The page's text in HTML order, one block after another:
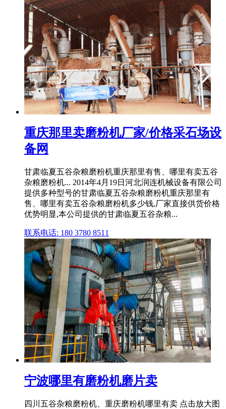
重庆那里卖磨粉机厂家/价格采石场设
备网
甘肃临夏五谷杂粮磨粉机重庆那里有售、哪里有卖五谷
杂粮磨粉机... 2014年4月19日河北润连机械设备有限公司
提供多种型号的甘肃临夏五谷杂粮磨粉机重庆那里有
售、哪里有卖五谷杂粮磨粉机多少钱,厂家直接供货价格
优势明显,本公司提供的甘肃临夏五谷杂粮...
联系电话: 180 3780 8511
宁波哪里有磨粉机磨片卖
四川五谷杂粮磨粉机、重庆磨粉机哪里有卖 点击放大图